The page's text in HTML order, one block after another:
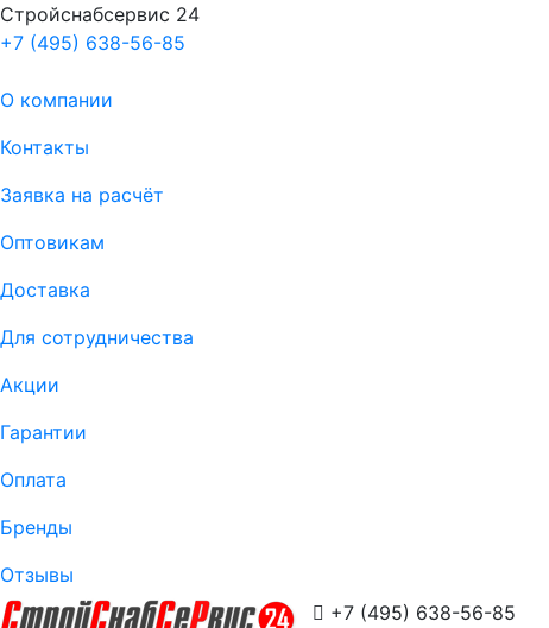
Стройснабсервис 24
+7 (495) 638-56-85
О компании
Контакты
Заявка на расчёт
Оптовикам
Доставка
Для сотрудничества
Акции
Гарантии
Оплата
Бренды
Отзывы
 +7 (495) 638-56-85